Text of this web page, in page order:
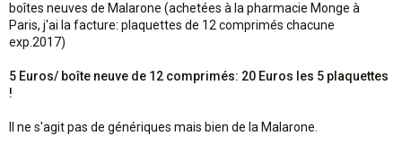
boîtes neuves de Malarone (achetées à la pharmacie Monge à
Paris, j'ai la facture: plaquettes de 12 comprimés chacune
exp.2017)
5 Euros/ boîte neuve de 12 comprimés: 20 Euros les 5 plaquettes
!
Il ne s'agit pas de génériques mais bien de la Malarone.